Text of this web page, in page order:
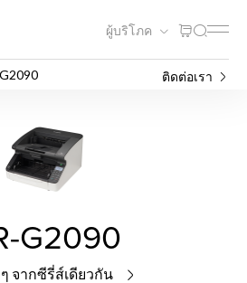
ผู้บริโภค
ติดต่อเรา
G2090
จากซีรี่ส์เดียวกัน